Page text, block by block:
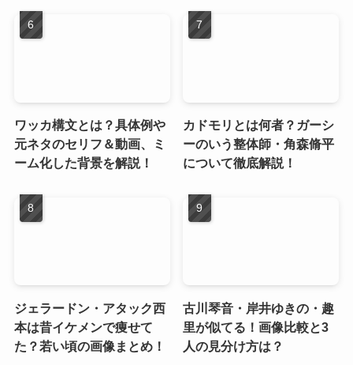
ワッカ構文とは？具体例や
元ネタのセリフ＆動画、ミ
ーム化した背景を解説！
カドモリとは何者？ガーシ
ーのいう整体師・角森脩平
について徹底解説！
ジェラードン・アタック西
本は昔イケメンで痩せて
た？若い頃の画像まとめ！
古川琴音・岸井ゆきの・趣
里が似てる！画像比較と3
人の見分け方は？